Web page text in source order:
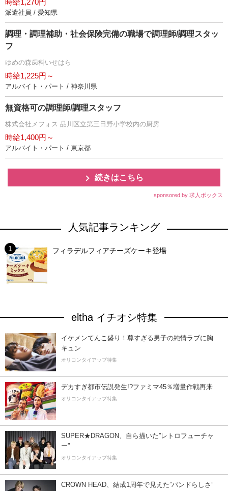
時給1,270円
派遣社員 / 愛知県
調理・調理補助・社会保険完備の職場で調理師/調理スタッ
フ
ゆめの森歯科いせはら
時給1,225円～
アルバイト・パート / 神奈川県
無資格可の調理師/調理スタッフ
株式会社メフォス 品川区立第三日野小学校内の厨房
時給1,400円～
アルバイト・パート / 東京都
続きはこちら
sponsored by 求人ボックス
人気記事ランキング
フィラデルフィアチーズケーキ登場
eltha イチオシ特集
イケメンてんこ盛り！尊すぎる男子の純情ラブに胸
キュン
オリコンタイアップ特集
デカすぎ都市伝説発生!?ファミマ45％増量作戦再来
オリコンタイアップ特集
SUPER★DRAGON、自ら描いた”レトロフューチャ
ー”
オリコンタイアップ特集
CROWN HEAD、結成1周年で見えた”バンドらしさ”